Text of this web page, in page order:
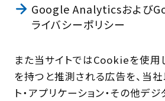
Google Analyticsおよび
ライバシーポリシー
また当サイトではCookieを使用
を持つと推測される広告を、当
ト・アプリケーション・その他デ